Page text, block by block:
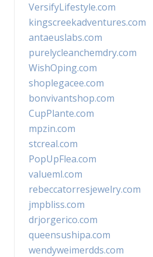
VersifyLifestyle.com
kingscreekadventures.com
antaeuslabs.com
purelycleanchemdry.com
WishOping.com
shoplegacee.com
bonvivantshop.com
CupPlante.com
mpzin.com
stcreal.com
PopUpFlea.com
valueml.com
rebeccatorresjewelry.com
jmpbliss.com
drjorgerico.com
queensushipa.com
wendyweimerdds.com